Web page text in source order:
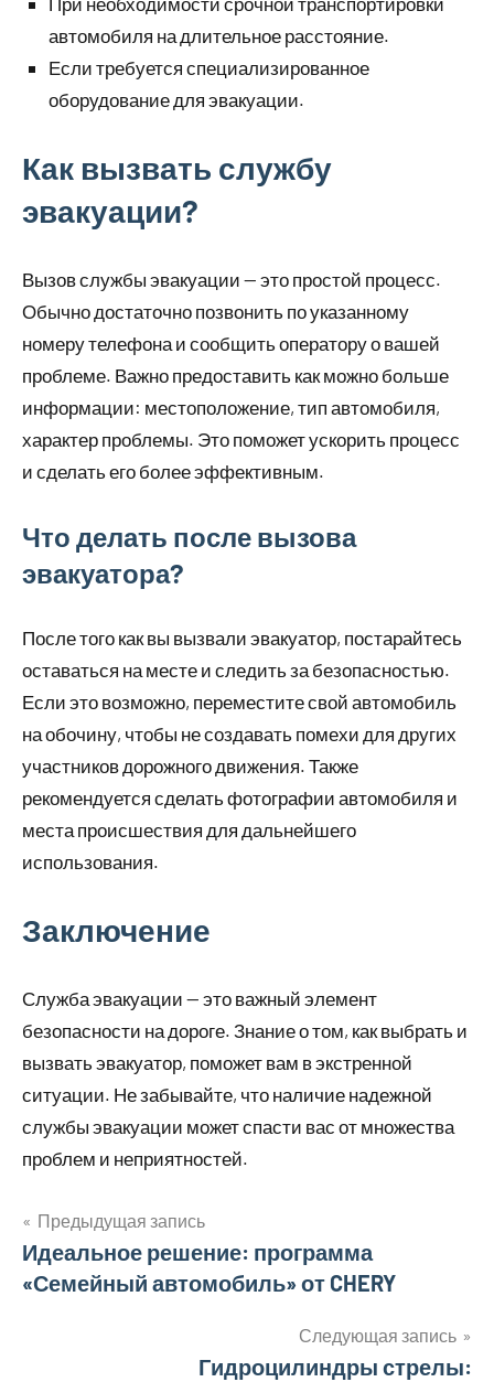
автомобиля на длительное расстояние.
Если требуется специализированное
оборудование для эвакуации.
Как вызвать службу
эвакуации?
Вызов службы эвакуации — это простой процесс.
Обычно достаточно позвонить по указанному
номеру телефона и сообщить оператору о вашей
проблеме. Важно предоставить как можно больше
информации: местоположение, тип автомобиля,
характер проблемы. Это поможет ускорить процесс
и сделать его более эффективным.
Что делать после вызова
эвакуатора?
После того как вы вызвали эвакуатор, постарайтесь
оставаться на месте и следить за безопасностью.
Если это возможно, переместите свой автомобиль
на обочину, чтобы не создавать помехи для других
участников дорожного движения. Также
рекомендуется сделать фотографии автомобиля и
места происшествия для дальнейшего
использования.
Заключение
Служба эвакуации — это важный элемент
безопасности на дороге. Знание о том, как выбрать и
вызвать эвакуатор, поможет вам в экстренной
ситуации. Не забывайте, что наличие надежной
службы эвакуации может спасти вас от множества
проблем и неприятностей.
Навигация
по
Предыдущая запись
Идеальное решение: программа
«Семейный автомобиль» от CHERY
Следующая запись
Гидроцилиндры стрелы: